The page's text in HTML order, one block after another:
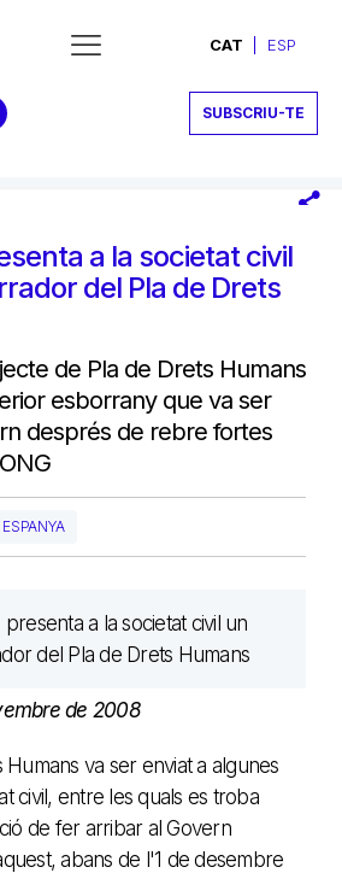
CAT ESP
SUBSCRIU-TE
a la societat civil
del Pla de Drets
de Pla de Drets Humans
esborrany que va ser
després de rebre fortes
de 2008
Humans va ser enviat a algunes
civil, entre les quals es troba
de fer arribar al Govern
abans de l'1 de desembre